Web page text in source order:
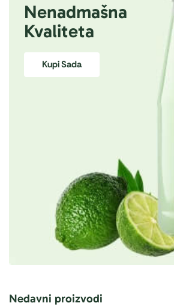
Nenadmašna
Kvaliteta
Kupi Sada
Nedavni proizvodi